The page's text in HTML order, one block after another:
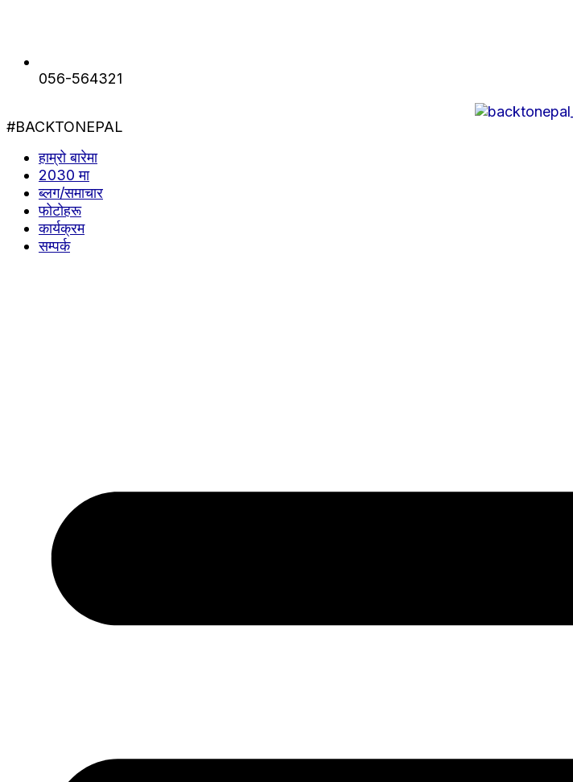
056-564321
#BACKTONEPAL
हाम्रो बारेमा
2030 मा
ब्लग/समाचार
फोटोहरू
कार्यक्रम
सम्पर्क